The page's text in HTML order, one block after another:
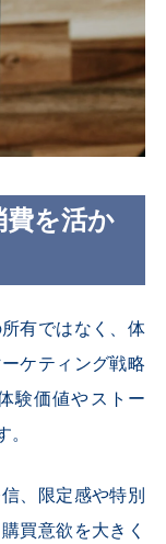
費を活か
有ではなく、体
ケティング戦略
験価値やストー
、限定感や特別
買意欲を大きく